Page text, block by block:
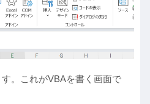
。これがVBAを書く画面で